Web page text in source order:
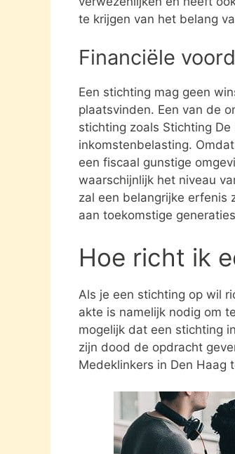
te krijgen van het belang
Financiële
Een stichting mag geen
plaatsvinden. Een van de
stichting zoals Stichting
inkomstenbelasting.
een fiscaal gunstige
waarschijnlijk het niveau
zal een belangrijke erfenis
aan toekomstige
Hoe richt ik
Als je een stichting op wil
akte is namelijk nodig om
mogelijk dat een stichting
zijn dood de opdracht
Medeklinkers in Den